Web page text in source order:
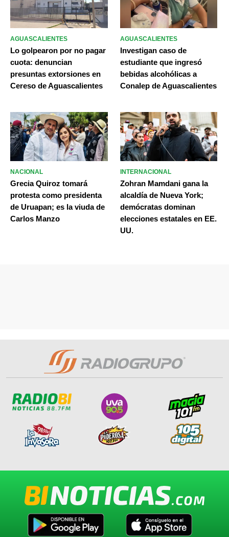
AGUASCALIENTES
Lo golpearon por no pagar
cuota: denuncian
presuntas extorsiones en
Cereso de Aguascalientes
AGUASCALIENTES
Investigan caso de
estudiante que ingresó
bebidas alcohólicas a
Conalep de Aguascalientes
NACIONAL
Grecia Quiroz tomará
protesta como presidenta
de Uruapan; es la viuda de
Carlos Manzo
INTERNACIONAL
Zohran Mamdani gana la
alcaldía de Nueva York;
demócratas dominan
elecciones estatales en EE.
UU.